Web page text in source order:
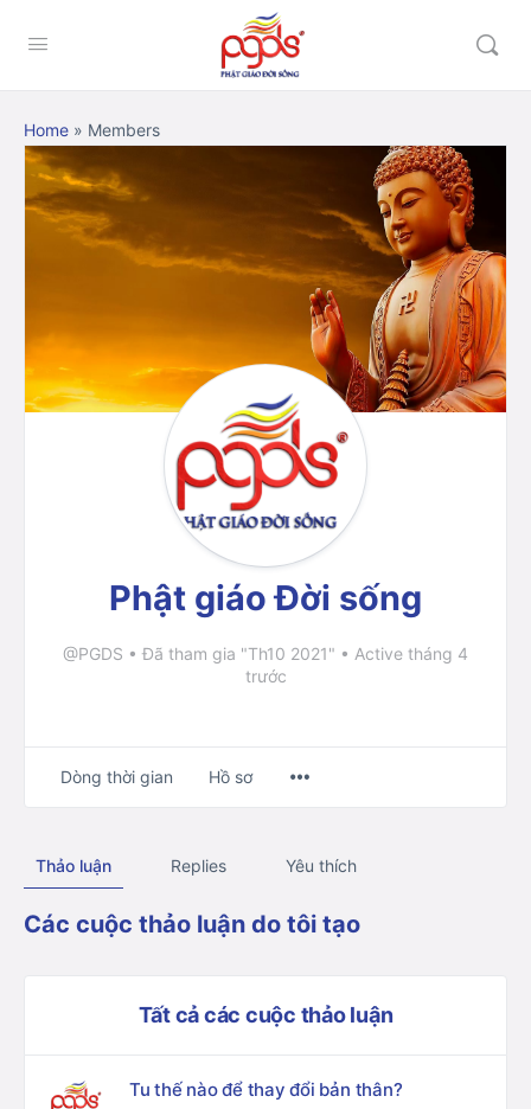
Home » Members
Phật giáo Đời sống
@PGDS • Đã tham gia "Th10 2021" • Active tháng 4
trước
Dòng thời gian Hồ sơ
Items
Thảo luận Replies Yêu thích
Các cuộc thảo luận do tôi tạo
Tất cả các cuộc thảo luận
Tu thế nào để thay đổi bản thân?